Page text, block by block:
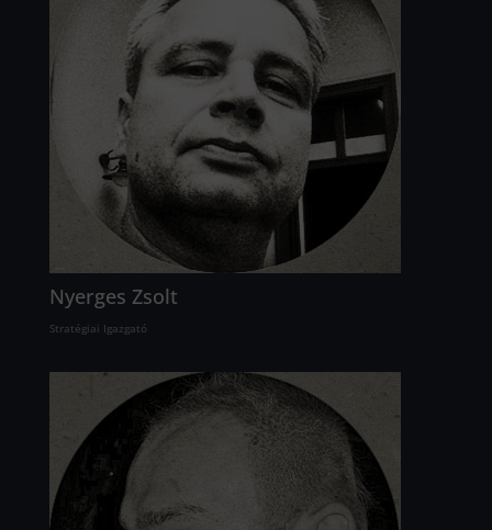
Nyerges Zsolt
Stratégiai Igazgató